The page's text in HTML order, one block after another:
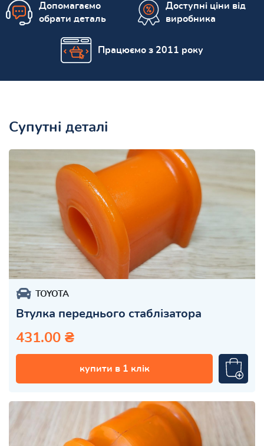
Допомагаємо
обрати деталь
Доступні ціни від
виробника
Працюємо з 2011 року
Супутні деталі
TOYOTA
Втулка переднього стаблізатора
431.00 ₴
купити в 1 клік